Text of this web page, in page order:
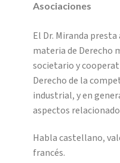
Asociaciones
El Dr. Miranda
materia de Derecho
societario y
Derecho de la
industrial, y en
aspectos
Habla castellano,
francés.